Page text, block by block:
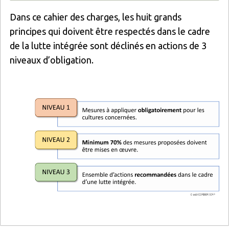
Dans ce cahier des charges, les huit grands
principes qui doivent être respectés dans le cadre
de la lutte intégrée sont déclinés en actions de 3
niveaux d’obligation.